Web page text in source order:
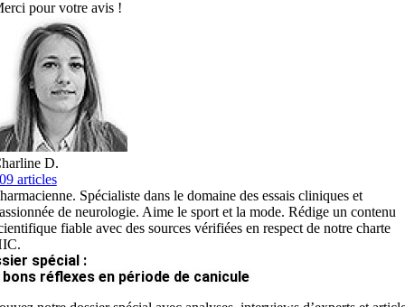
pour votre avis !
D.
articles
Spécialiste dans le domaine des essais cliniques et
de neurologie. Aime le sport et la mode. Rédige un contenu
fiable avec des sources vérifiées en respect de notre charte
spécial :
bons réflexes en période de canicule